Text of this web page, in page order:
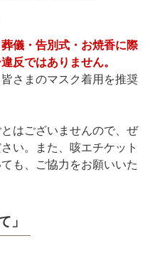
儀・告別式・お焼香に際
反ではありません。
さまのマスク着用を推奨
はございませんので、ぜ
い。また、咳エチケット
も、ご協力をお願いいた
」